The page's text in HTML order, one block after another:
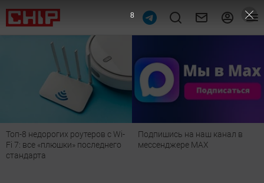
Топ-8 недорогих роутеров с Wi-
Fi 7: все «плюшки» последнего
стандарта
Подпишись на наш канал в
мессенджере МАХ
7